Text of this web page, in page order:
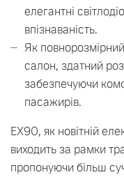
елегантні
впізнаваність.
Як
салон, здатний
забезпечуючи
пасажирів.
EX90, як новітній
виходить за рамки
пропонуючи більш